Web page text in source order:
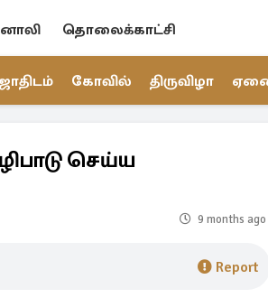
தொலைக்காட்சி
கோவில் திருவிழா
செய்ய
9 months ago
Report